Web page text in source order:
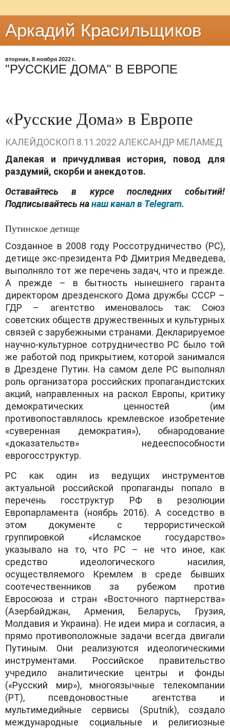
Аркадий Красильщиков
вторник, 8 ноября 2022 г.
"РУССКИЕ ДОМА" В ЕВРОПЕ
«Русские Дома» в Европе
КАЛЕЙДОСКОП 8.11.2022 АЛЕКСАНДР МЕЛАМЕД
Далекая и причудливая история, повод для
раздумий, скорби и анекдотов.
Оставайтесь в курсе последних событий!
Подписывайтесь нанаш канал в Telegram.
Путинское детище
Созданное в 2008 году Россотрудничество (РС),
детище экс-президента РФ Дмитрия Медведева,
выполняло тот же перечень задач, что и прежде.
А прежде – в бытность нынешнего гаранта
директором дрезденского Дома дружбы СССР –
ГДР – агентство именовалось так: Союз
советских обществ дружественных и культурных
связей с зарубежными странами. Декларируемое
научно-культурное сотрудничество РС было той
же работой под прикрытием, которой занимался
в Дрездене Путин. На самом деле РС выполнял
роль организатора российских пропагандистских
акций, направленных на раскол Европы, критику
демократических ценностей (им
противопоставлялось кремлевское изобретение
«суверенная демократия»), обнародование
«доказательств» недееспособности
еврогосструктур.
РС как один из ведущих инструментов
актуальной российской пропаганды попало в
перечень госструктур РФ в резолюции
Европарламента (ноябрь 2016). А соседство в
этом документе с террористической
группировкой «Исламское государство»
указывало на то, что РС – не что иное, как
средство идеологического насилия,
осуществляемого Кремлем в среде бывших
соотечественников за рубежом против
Евросоюза и стран «Восточного партнерства»
(Азербайджан, Армения, Беларусь, Грузия,
Молдавия и Украина). Не идеи мира и согласия, а
прямо противоположные задачи всегда двигали
Путиным. Они реализуются идеологическими
инструментами. Российское правительство
учредило аналитические центры и фонды
(«Русский мир»), многоязычные телекомпании
(РТ), псевдоновостные агентства и
мультимедийные сервисы (Sputnik), создало
международные социальные и религиозные